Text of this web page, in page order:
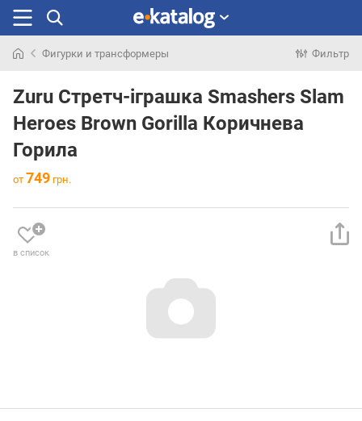
раньше
Фигурки и трансформеры Фильтр
Zuru Стретч-іграшка Smashers Slam
Heroes Brown Gorilla Коричнева
Горила
от 749 грн.
в список